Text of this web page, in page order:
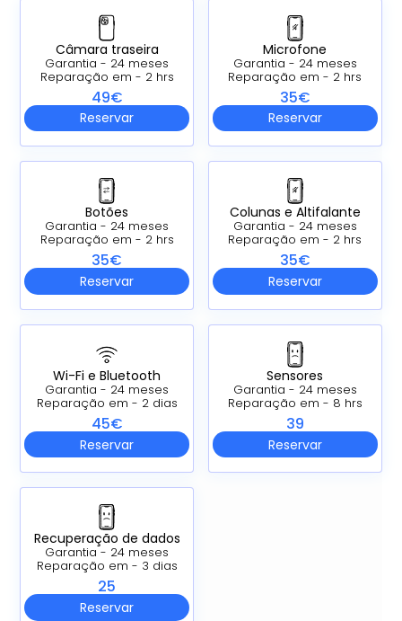
Câmara traseira
Garantia - 24 meses
Reparação em - 2 hrs
49€
Reservar
Microfone
Garantia - 24 meses
Reparação em - 2 hrs
35€
Reservar
Botões
Garantia - 24 meses
Reparação em - 2 hrs
35€
Reservar
Colunas e Altifalante
Garantia - 24 meses
Reparação em - 2 hrs
35€
Reservar
Wi-Fi e Bluetooth
Garantia - 24 meses
Reparação em - 2 dias
45€
Reservar
Sensores
Garantia - 24 meses
Reparação em - 8 hrs
39
Reservar
Recuperação de dados
Garantia - 24 meses
Reparação em - 3 dias
25
Reservar